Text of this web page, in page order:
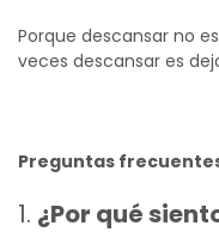
Porque descansar no
veces descansar es
Preguntas
1. ¿Por qué